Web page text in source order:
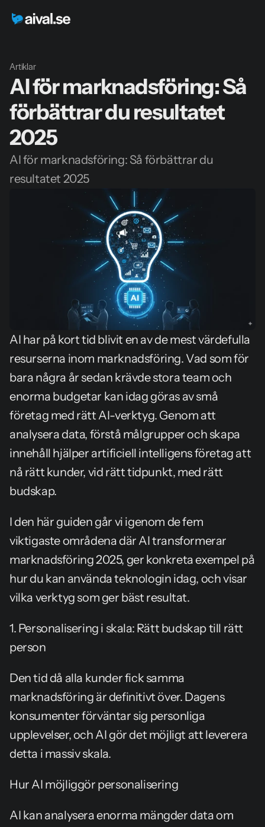
Artiklar
AI för marknadsföring: Så
förbättrar du resultatet
2025
AI för marknadsföring: Så förbättrar du
resultatet 2025
AI har på kort tid blivit en av de mest värdefulla
resurserna inom marknadsföring. Vad som för
bara några år sedan krävde stora team och
enorma budgetar kan idag göras av små
företag med rätt AI-verktyg. Genom att
analysera data, förstå målgrupper och skapa
innehåll hjälper artificiell intelligens företag att
nå rätt kunder, vid rätt tidpunkt, med rätt
budskap.
I den här guiden går vi igenom de fem
viktigaste områdena där AI transformerar
marknadsföring 2025, ger konkreta exempel på
hur du kan använda teknologin idag, och visar
vilka verktyg som ger bäst resultat.
1. Personalisering i skala: Rätt budskap till rätt
person
Den tid då alla kunder fick samma
marknadsföring är definitivt över. Dagens
konsumenter förväntar sig personliga
upplevelser, och AI gör det möjligt att leverera
detta i massiv skala.
Hur AI möjliggör personalisering
AI kan analysera enorma mängder data om